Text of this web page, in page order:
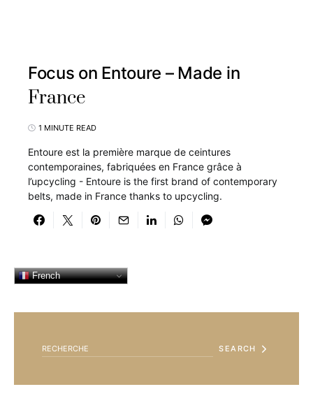
Focus on Entoure – Made in
France
1 MINUTE READ
Entoure est la première marque de ceintures
contemporaines, fabriquées en France grâce à
l’upcycling - Entoure is the first brand of contemporary
belts, made in France thanks to upcycling.
French
SEARCH